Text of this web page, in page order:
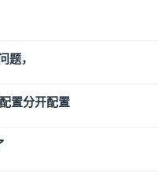
题，
置分开配置